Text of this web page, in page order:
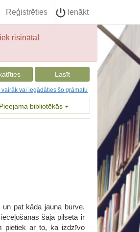
Reģistrēties Ienākt
risināta!
Lasīt
vairāk vai iegādāties šo grāmatu
Pieejama bibliotēkās
pat kāda jauna burve.
šajā pilsētā ir
pietiek ar to, ka izdzīvo